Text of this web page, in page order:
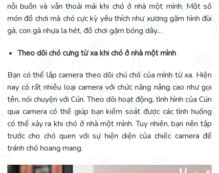
nỗi buồn và vẫn thoải mái khi chó ở nhà một mình. Một số
món đồ chơi mà chó cực kỳ yêu thích như xương gặm hình đùi
gà, con gà nhựa la hét, đồ chơi gặm bóng dây…
Theo dõi chó cưng từ xa khi chó ở nhà một mình
Bạn có thể lắp camera theo dõi chú chó của mình từ xa. Hiện
nay có rất nhiều loại camera với chức năng nâng cao như gọi
tên, nói chuyện với Cún. Theo dõi hoạt động, tình hình của Cún
qua camera có thể giúp bạn kiểm soát được các tình huống
có thể xảy ra khi chó ở nhà một mình. Tuy nhiên, bạn nên tập
trước cho chó quen với sự hiện diện của chiếc camera để
tránh chó hoang mang.